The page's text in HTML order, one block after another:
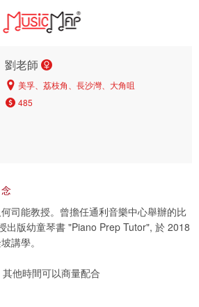
劉老師
美孚、荔枝角、長沙灣、大角咀
485
司能教授。曾擔任通利音樂中心舉辦的比
出版幼童琴書 "Piano Prep Tutor", 於 2018
講學。
他時間可以商量配合